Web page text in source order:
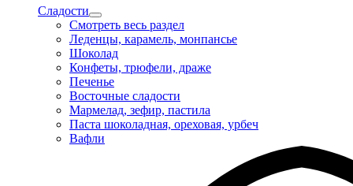
Сладости
Смотреть весь раздел
Леденцы, карамель, монпансье
Шоколад
Конфеты, трюфели, драже
Печенье
Восточные сладости
Мармелад, зефир, пастила
Паста шоколадная, ореховая, урбеч
Вафли